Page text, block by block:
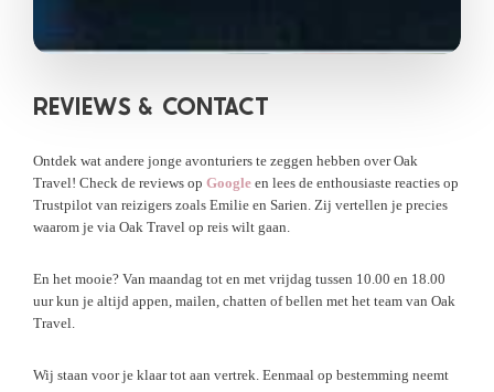
REVIEWS & CONTACT
Ontdek wat andere jonge avonturiers te zeggen hebben over Oak
Travel! Check de reviews opGoogle en lees de enthousiaste reacties op
Trustpilot van reizigers zoals Emilie en Sarien. Zij vertellen je precies
waarom je via Oak Travel op reis wilt gaan.
En het mooie? Van maandag tot en met vrijdag tussen 10.00 en 18.00
uur kun je altijd appen, mailen, chatten of bellen met het team van Oak
Travel.
Wij staan voor je klaar tot aan vertrek. Eenmaal op bestemming neemt